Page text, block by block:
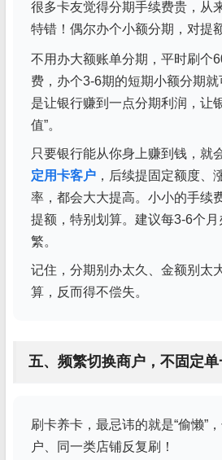
很多卡友觉得分期手续费贵，从
特错！偶尔办个小额分期，对提
不用办大额账单分期，平时刷个
费，办个3-6期的短期小额分期
是让银行赚到一点分期利润，让
值”。
只要银行能从你身上赚到钱，就
定用卡客户 ，后续提固定额度、
率，都会大大提高。小小的手续
提额，特别划算。建议每3-6个
繁。
记住，分期别办太久、金额别太
算，反而得不偿失。
五、频繁切换商户，不固定
刷卡养卡，最忌讳的就是“偷懒”
户、同一类店铺反复刷！